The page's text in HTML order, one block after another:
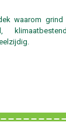
waarom grind